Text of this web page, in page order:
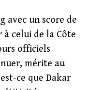
avec un score de
à celui de la Côte
officiels
mérite au
ce que Dakar